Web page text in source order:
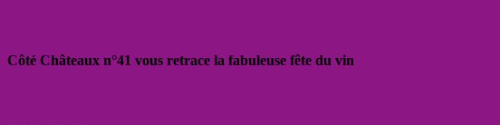
Côté Châteaux n°41 vous retrace la fabuleuse fête du vin